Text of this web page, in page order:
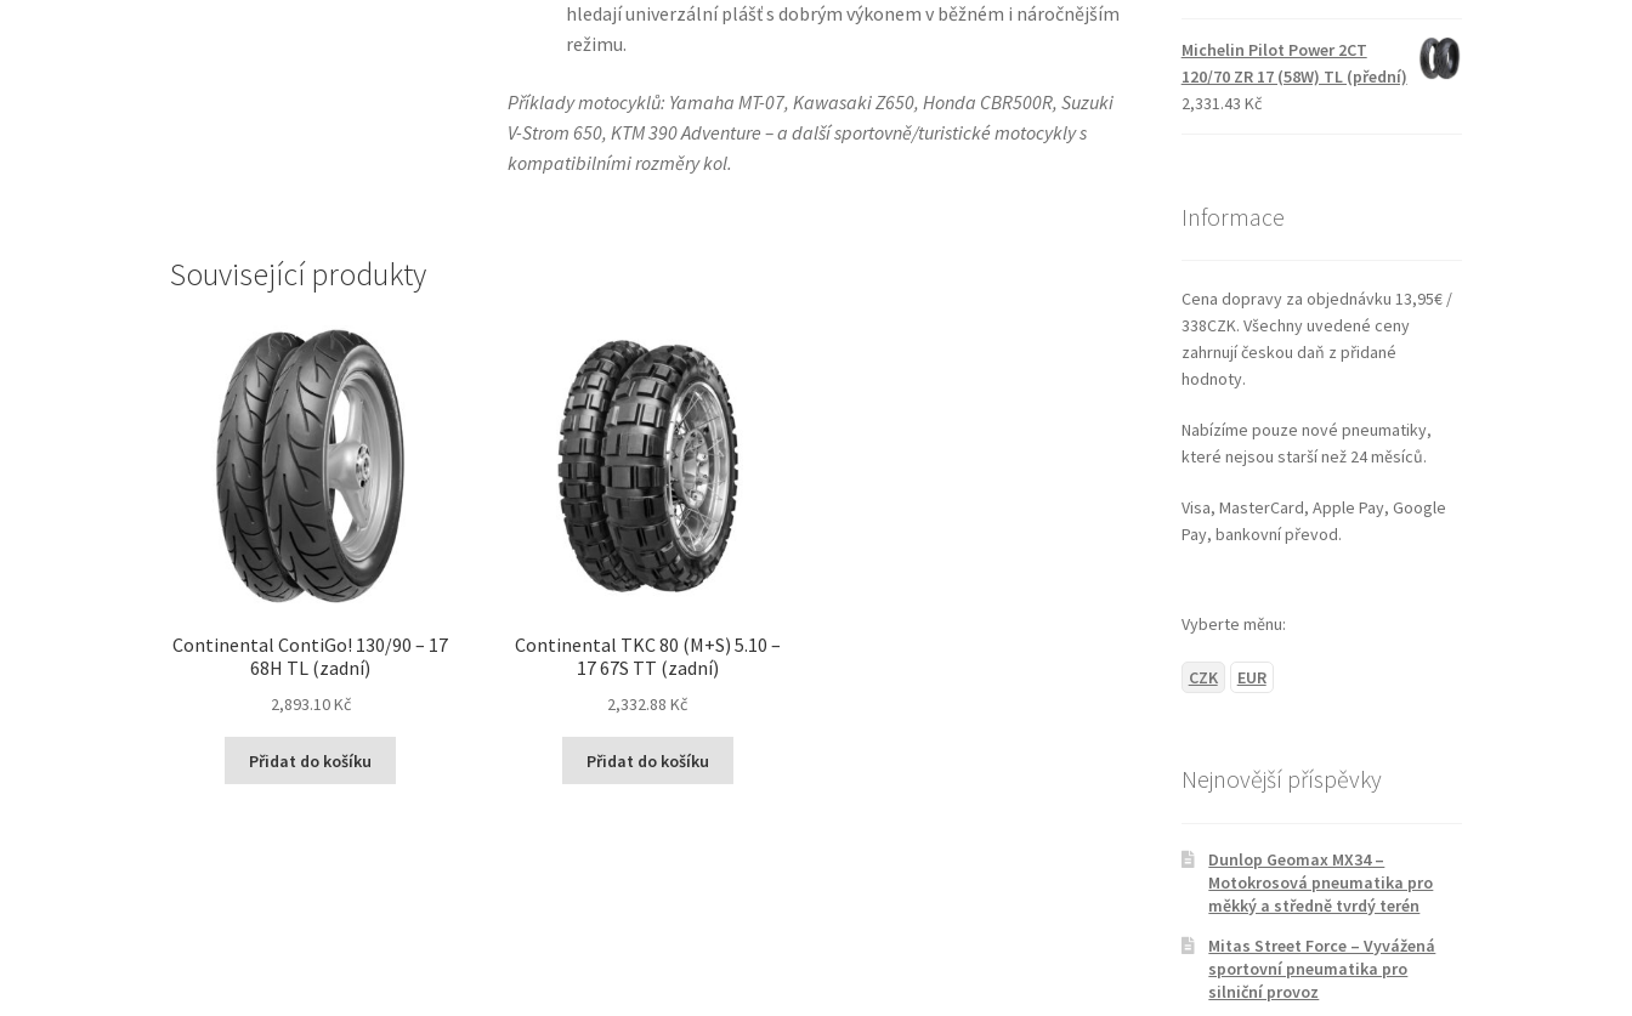
hledají univerzální plášť s dobrým výkonem v běžném i náročnějším
režimu.
Příklady motocyklů: Yamaha MT-07, Kawasaki Z650, Honda CBR500R, Suzuki
V-Strom 650, KTM 390 Adventure – a další sportovně/turistické motocykly s
kompatibilními rozměry kol.
Související produkty
Continental ContiGo! 130/90 – 17
68H TL (zadní)
2,893.10 Kč
Přidat do košíku
Continental TKC 80 (M+S) 5.10 –
17 67S TT (zadní)
2,332.88 Kč
Přidat do košíku
Michelin Pilot Power 2CT
120/70 ZR 17 (58W) TL (přední)
2,331.43 Kč
Informace
Cena dopravy za objednávku 13,95€ /
338CZK. Všechny uvedené ceny
zahrnují českou daň z přidané
hodnoty.
Nabízíme pouze nové pneumatiky,
které nejsou starší než 24 měsíců.
Visa, MasterCard, Apple Pay, Google
Pay, bankovní převod.
Vyberte měnu:
CZK EUR
Nejnovější příspěvky
Dunlop Geomax MX34 –
Motokrosová pneumatika pro
měkký a středně tvrdý terén
Mitas Street Force – Vyvážená
sportovní pneumatika pro
silniční provoz